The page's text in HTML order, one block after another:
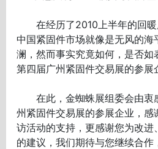
在经历了2010上半年的回暖
中国紧固件市场就像是无风的海
澜，然而事实究竟如何，是否
第四届广州紧固件交易展的参展
在此，金蜘蛛展组委会由衷
州紧固件交易展的参展企业，
访活动的支持，更感谢您为改进
的建议，我们期待与您继续合